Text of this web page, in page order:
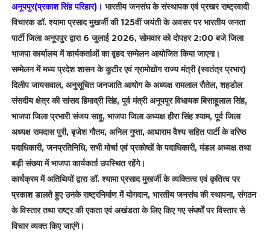
अनूपपुर(प्रकाश सिंह परिहार)। भारतीय जनसंघ के संस्थापक एवं प्रखर राष्ट्रवादी
विचारक डॉ. श्यामा प्रसाद मुखर्जी की 125वीं जयंती के अवसर पर भारतीय जनता
पार्टी जिला अनूपपुर द्वारा 6 जुलाई 2026, सोमवार को दोपहर 2:00 बजे जिला
भाजपा कार्यालय में कार्यकर्ताओं का वृहद सम्मेलन आयोजित किया जाएगा।
सम्मेलन में मध्य प्रदेश शासन के कुटीर एवं ग्रामोद्योग राज्य मंत्री (स्वतंत्र प्रभार)
दिलीप जायसवाल, अनुसूचित जनजाति आयोग के अध्यक्ष रामलाल रौतेल, शहडोल
संसदीय क्षेत्र की सांसद हिमाद्री सिंह, पूर्व मंत्री अनूपपुर विधायक बिसाहूलाल सिंह,
भाजपा जिला प्रभारी संजय साहू, भाजपा जिला अध्यक्ष हीरा सिंह श्याम, पूर्व जिला
अध्यक्ष रामदास पुरी, बृजेश गौतम, अनिल गुप्ता, आधाराम वैश्य सहित पार्टी के वरिष्ठ
पदाधिकारी, जनप्रतिनिधि, सभी मोर्चा एवं प्रकोष्ठों के पदाधिकारी, मंडल अध्यक्ष तथा
बड़ी संख्या में भाजपा कार्यकर्ता उपस्थित रहेंगे।
कार्यक्रम में अतिथियों द्वारा डॉ. श्यामा प्रसाद मुखर्जी के व्यक्तित्व एवं कृतित्व पर
प्रकाश डालते हुए उनके राष्ट्रनिर्माण में योगदान, भारतीय जनसंघ की स्थापना, संगठन
के विस्तार तथा राष्ट्र की एकता एवं अखंडता के लिए किए गए संघर्षों पर विस्तार से
विचार व्यक्त किए जाएंगे।